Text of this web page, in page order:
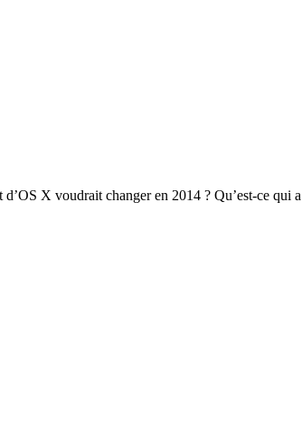
X voudrait changer en 2014 ? Qu’est-ce qui